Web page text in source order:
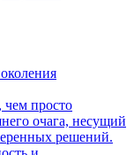
просто
очага, несущий
решений.